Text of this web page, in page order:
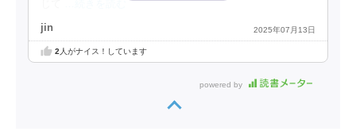
jin 2025年07月13日
2 人がナイス！しています
powered by